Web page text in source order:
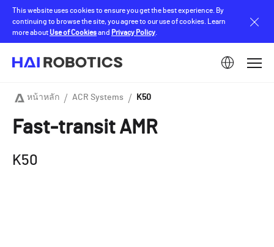
main
content
This website uses cookies to ensure you get the best experience. By
continuing to browse the site, you agree to our use of cookies. Learn
more about Use of Cookiesand Privacy Policy
Image
Breadcrumb
หน้าหลัก ACR Systems K50
Fast-transit AMR
K50